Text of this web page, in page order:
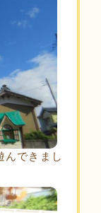
んできまし